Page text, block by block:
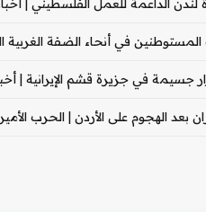
الداعمة للعمل الفلسطيني |
في أنحاء الضفة الغربية
جسيمة في جزيرة قشم الإيرانية |
الهجوم على الأردن | الحرب